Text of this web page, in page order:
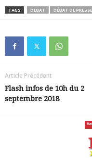
TAGS DEBAT DÉBAT DE PRESSE
Article Précédent
Flash infos de 10h du 2
septembre 2018